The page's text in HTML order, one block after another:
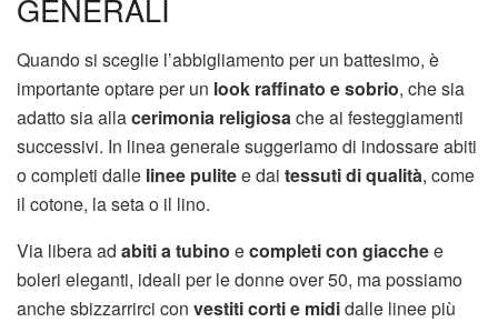
GENERALI
Quando si sceglie l’abbigliamento per un battesimo, è
importante optare per un look raffinato e sobrio, che sia
adatto sia allacerimonia religiosache ai festeggiamenti
successivi. In linea generale suggeriamo di indossare abiti
o completi dalle linee pulitee dai tessuti di qualità, come
il cotone, la seta o il lino.
Via libera ad abiti a tubino ecompleti con giacchee
boleri eleganti, ideali per le donne over 50, ma possiamo
anche sbizzarrirci con vestiti corti e mididalle linee più